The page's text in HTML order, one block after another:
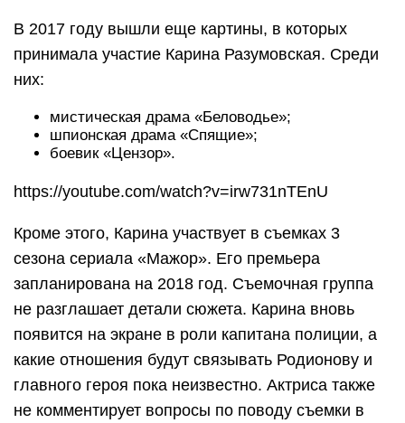
В 2017 году вышли еще картины, в которых
принимала участие Карина Разумовская. Среди
них:
мистическая драма «Беловодье»;
шпионская драма «Спящие»;
боевик «Цензор».
https://youtube.com/watch?v=irw731nTEnU
Кроме этого, Карина участвует в съемках 3
сезона сериала «Мажор». Его премьера
запланирована на 2018 год. Съемочная группа
не разглашает детали сюжета. Карина вновь
появится на экране в роли капитана полиции, а
какие отношения будут связывать Родионову и
главного героя пока неизвестно. Актриса также
не комментирует вопросы по поводу съемки в